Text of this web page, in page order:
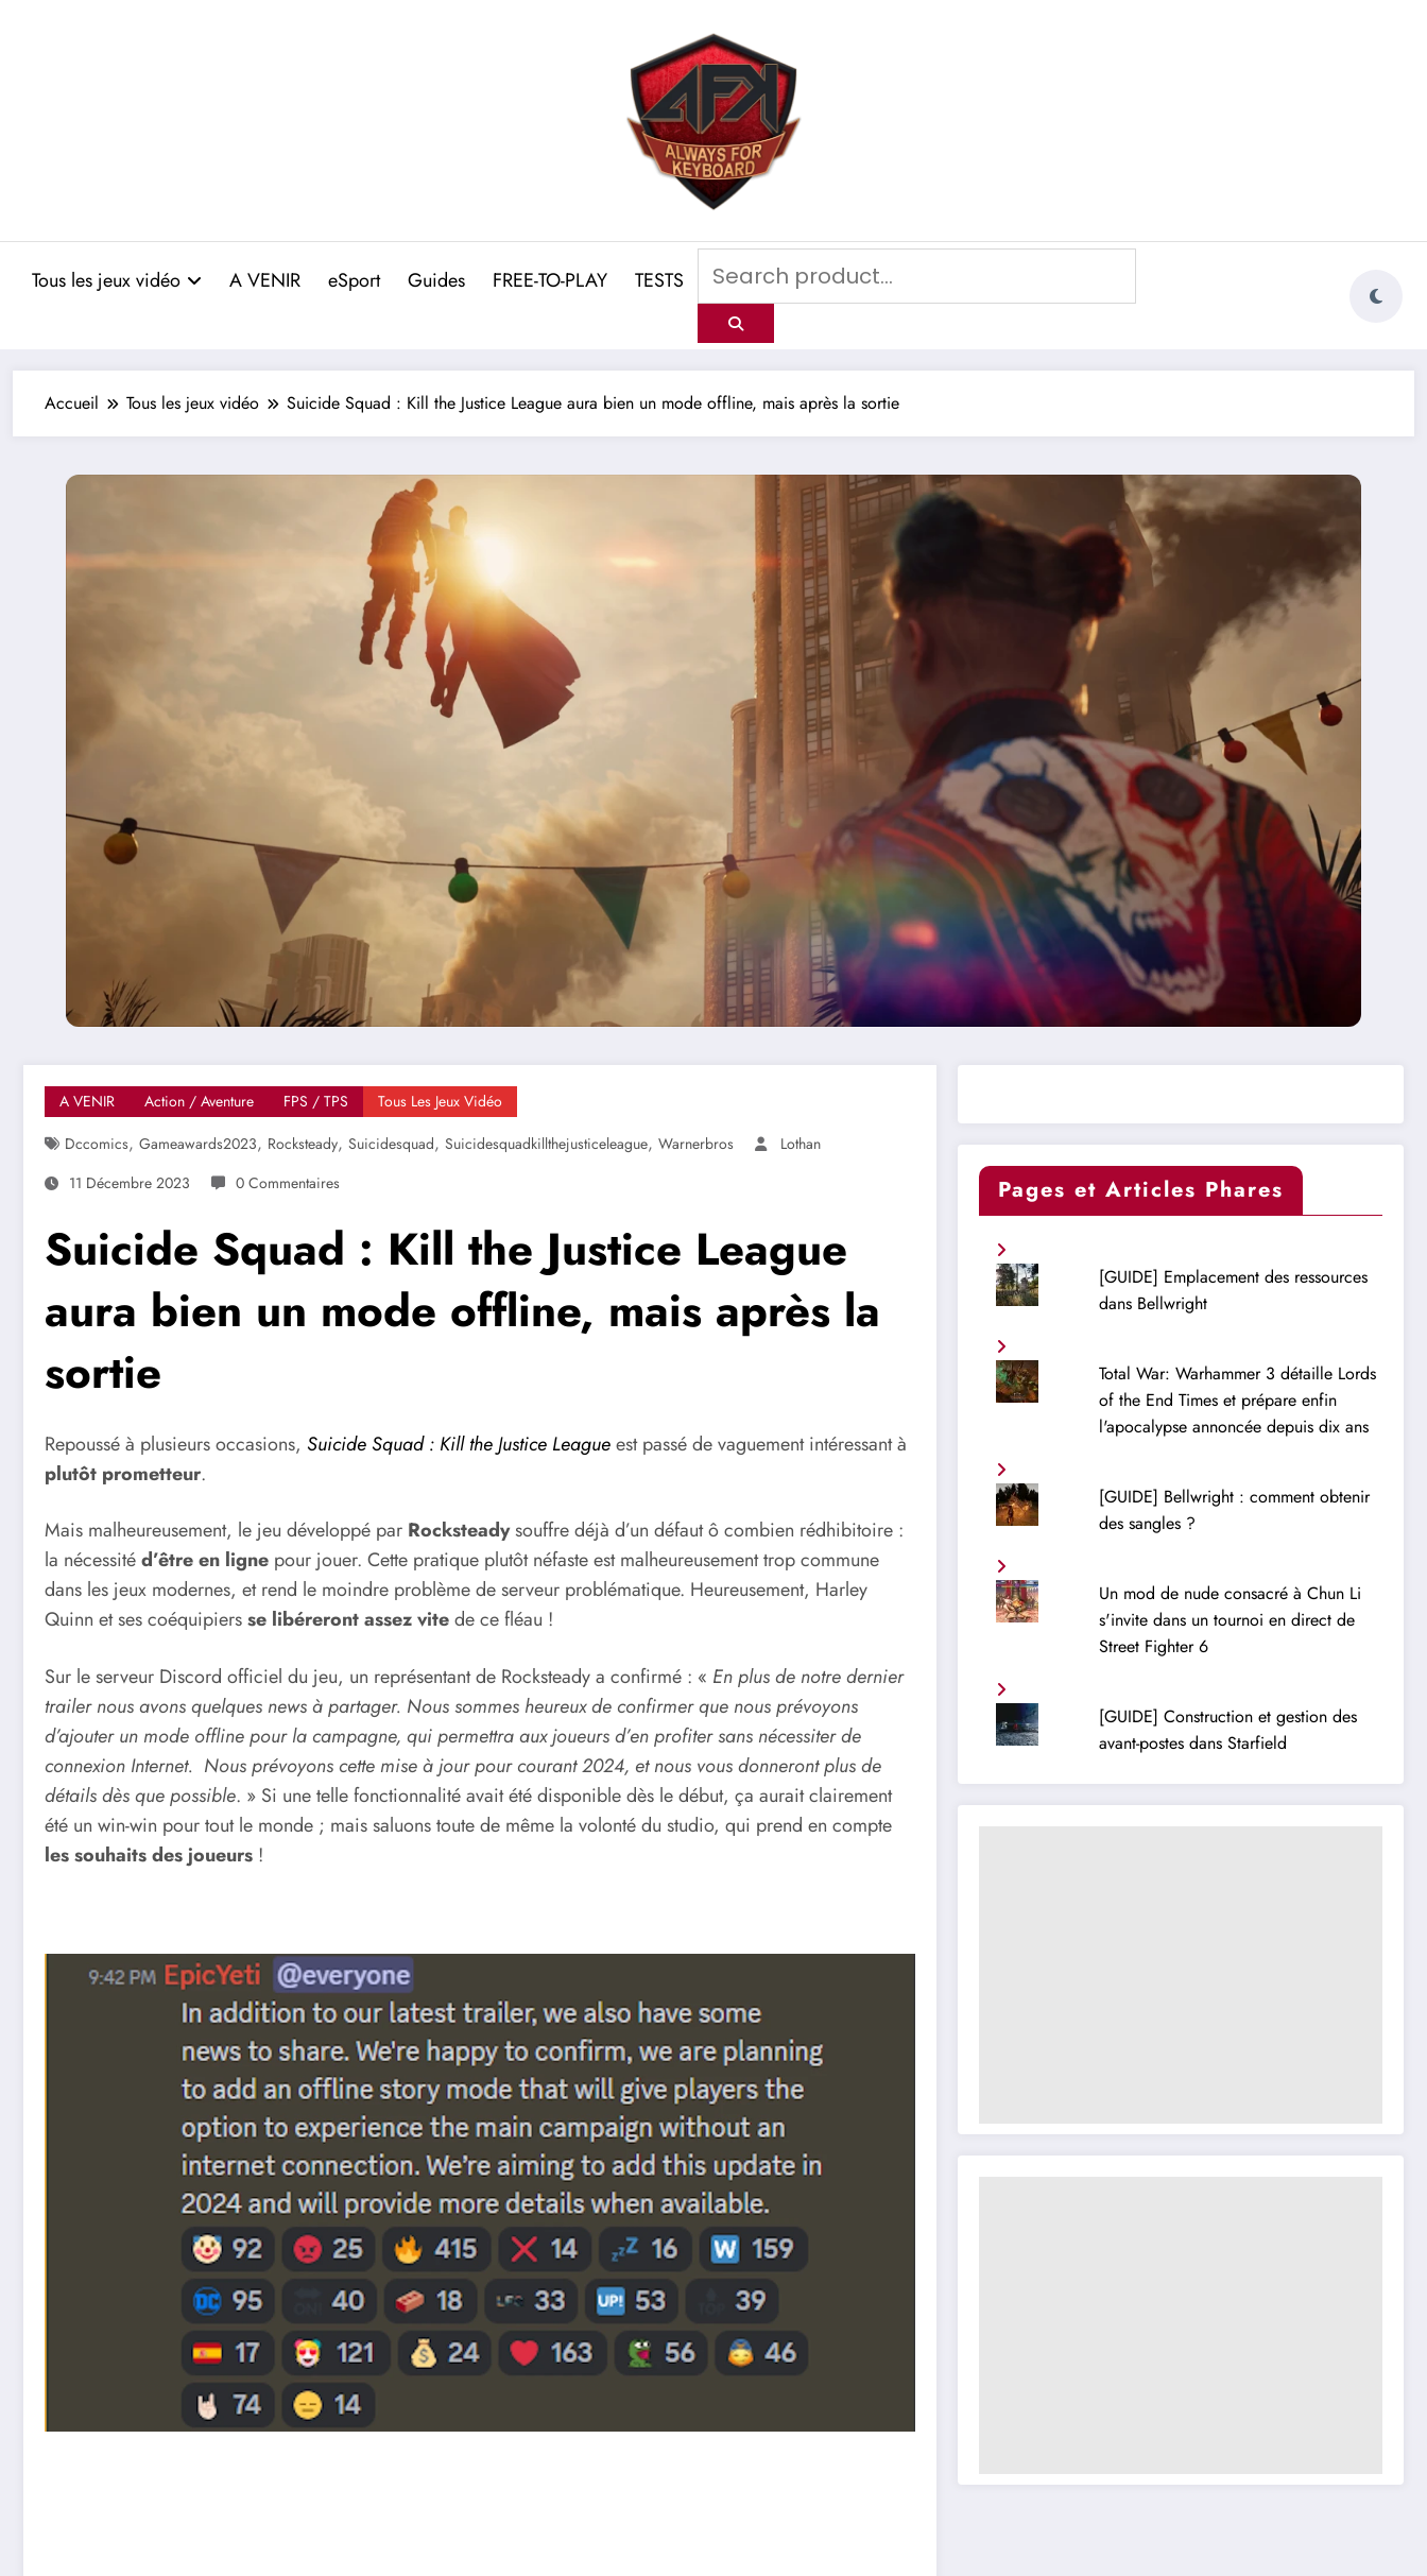
Tous les jeux vidéo A VENIR eSport Guides FREE-TO-PLAY TESTS
Accueil Tous les jeux vidéo Suicide Squad : Kill the Justice League aura bien un mode offline, mais après la sortie
A VENIR Action / Aventure FPS / TPS
Tous Les Jeux Vidéo
Dccomics, Gameawards2023, Rocksteady, Suicidesquad, Suicidesquadkillthejusticeleague, Warnerbros
Lothan
11 Décembre 2023
0 Commentaires
Suicide Squad : Kill the Justice League
aura bien un mode offline, mais après la
sortie
Repoussé à plusieurs occasions, Suicide Squad : Kill the Justice Leagueest passé de vaguement intéressant à
plutôt prometteur.
Mais malheureusement, le jeu développé par Rocksteadysouffre déjà d’un défaut ô combien rédhibitoire :
la nécessitéd’être en ligne pour jouer. Cette pratique plutôt néfaste est malheureusement trop commune
dans les jeux modernes, et rend le moindre problème de serveur problématique. Heureusement, Harley
Quinn et ses coéquipiersse libéreront assez vitede ce fléau !
Sur le serveur Discord officiel du jeu, un représentant de Rocksteady a confirmé : « En plus de notre dernier
trailer nous avons quelques news à partager. Nous sommes heureux de confirmer que nous prévoyons
d’ajouter un mode offline pour la campagne, qui permettra aux joueurs d’en profiter sans nécessiter de
connexion Internet. Nous prévoyons cette mise à jour pour courant 2024, et nous vous donneront plus de
détails dès que possible. » Si une telle fonctionnalité avait été disponible dès le début, ça aurait clairement
été un win-win pour tout le monde ; mais saluons toute de même la volonté du studio, qui prend en compte
les souhaits des joueurs !
Pages et Articles Phares
[GUIDE] Emplacement des ressources
dans Bellwright
Total War: Warhammer 3 détaille Lords
of the End Times et prépare enfin
l'apocalypse annoncée depuis dix ans
[GUIDE] Bellwright : comment obtenir
des sangles ?
Un mod de nude consacré à Chun Li
s'invite dans un tournoi en direct de
Street Fighter 6
[GUIDE] Construction et gestion des
avant-postes dans Starfield